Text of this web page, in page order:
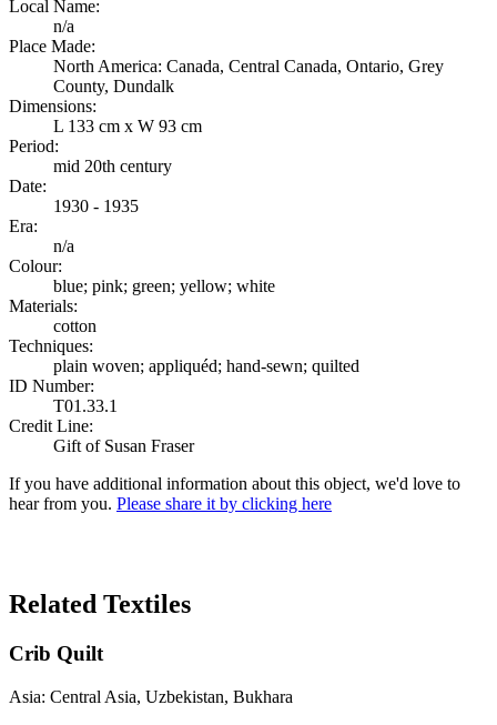
Local Name:
n/a
Place Made:
North America: Canada, Central Canada, Ontario, Grey
County, Dundalk
Dimensions:
L 133 cm x W 93 cm
Period:
mid 20th century
Date:
1930 - 1935
Era:
n/a
Colour:
blue; pink; green; yellow; white
Materials:
cotton
Techniques:
plain woven; appliquéd; hand-sewn; quilted
ID Number:
T01.33.1
Credit Line:
Gift of Susan Fraser
If you have additional information about this object, we'd love to
hear from you. Please share it by clicking here
Related Textiles
Crib Quilt
Asia: Central Asia, Uzbekistan, Bukhara